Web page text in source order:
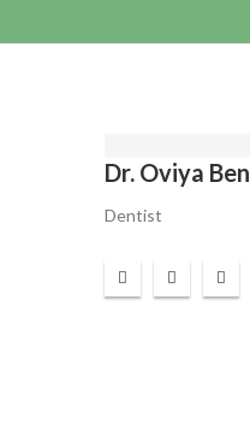
Dr. Oviya Ben
Dentist